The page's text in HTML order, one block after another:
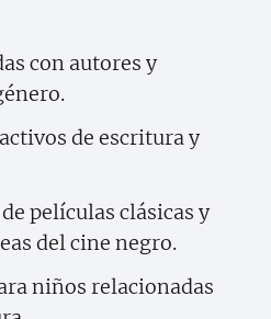
con autores y
de escritura y
películas clásicas y
del cine negro.
niños relacionadas